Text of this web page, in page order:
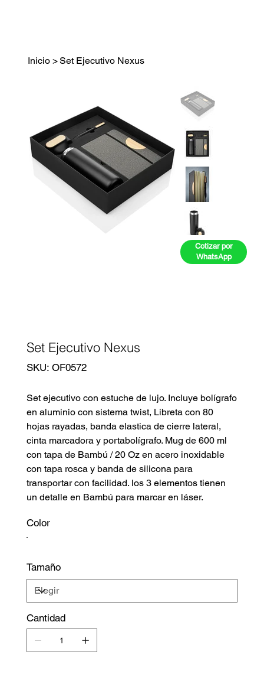
Inicio >Set Ejecutivo Nexus
Set Ejecutivo Nexus
SKU: SKU
OF0572
OF0572
Set ejecutivo con estuche de lujo. Incluye bolígrafo
en aluminio con sistema twist, Libreta con 80
hojas rayadas, banda elastica de cierre lateral,
cinta marcadora y portabolígrafo. Mug de 600 ml
con tapa de Bambú / 20 Oz en acero inoxidable
con tapa rosca y banda de silicona para
transportar con facilidad. los 3 elementos tienen
un detalle en Bambú para marcar en láser.
Color
Tamaño
Cantidad
Cotizar por
WhatsApp